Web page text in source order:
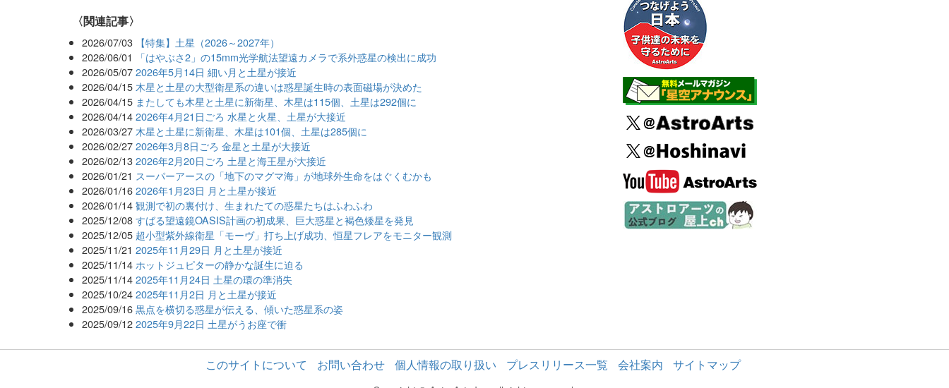
関連記事
2026/07/03 【特集】土星（2026～2027年）
2026/06/01
「はやぶさ2」の15mm光学航法望遠カメラで系外惑星の検出に成功
2026/05/07 2026年5月14日 細い月と土星が接近
2026/04/15 木星と土星の大型衛星系の違いは惑星誕生時の表面磁場が決めた
2026/04/15 またしても木星と土星に新衛星、木星は115個、土星は292個に
2026/04/14 2026年4月21日ごろ 水星と火星、土星が大接近
2026/03/27 木星と土星に新衛星、木星は101個、土星は285個に
2026/02/27 2026年3月8日ごろ 金星と土星が大接近
2026/02/13 2026年2月20日ごろ 土星と海王星が大接近
2026/01/21 スーパーアースの「地下のマグマ海」が地球外生命をはぐくむかも
2026/01/16 2026年1月23日 月と土星が接近
2026/01/14 観測で初の裏付け、生まれたての惑星たちはふわふわ
2025/12/08 すばる望遠鏡OASIS計画の初成果、巨大惑星と褐色矮星を発見
2025/12/05 超小型紫外線衛星「モーヴ」打ち上げ成功、恒星フレアをモニター観測
2025/11/21 2025年11月29日 月と土星が接近
2025/11/14 ホットジュピターの静かな誕生に迫る
2025/11/14 2025年11月24日 土星の環の準消失
2025/10/24 2025年11月2日 月と土星が接近
2025/09/16 黒点を横切る惑星が伝える、傾いた惑星系の姿
2025/09/12 2025年9月22日 土星がうお座で衝
このサイトについて お問い合わせ 個人情報の取り扱い プレスリリース一覧 会社案内 サイトマップ